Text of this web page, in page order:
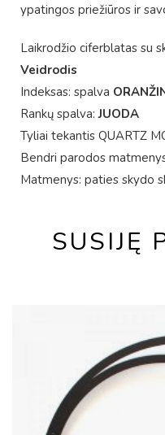
ypatingos priežiūros ir
Laikrodžio ciferblatas su
Veidrodis
Indeksas: spalva
Rankų spalva:JUODA
Tyliai tekantis QUARTZ
Bendri parodos
Matmenys: paties skydo
SUSIJĘ